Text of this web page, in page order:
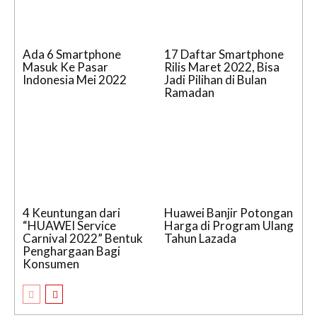
Ada 6 Smartphone
Masuk Ke Pasar
Indonesia Mei 2022
17 Daftar Smartphone
Rilis Maret 2022, Bisa
Jadi Pilihan di Bulan
Ramadan
4 Keuntungan dari
“HUAWEI Service
Carnival 2022” Bentuk
Penghargaan Bagi
Konsumen
Huawei Banjir Potongan
Harga di Program Ulang
Tahun Lazada